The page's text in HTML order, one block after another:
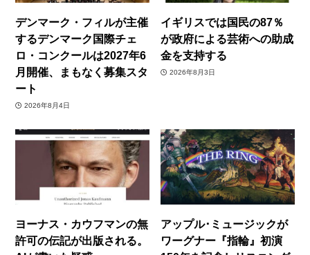
デンマーク・フィルが主催
するデンマーク国際チェ
ロ・コンクールは2027年6
月開催、まもなく募集スタ
ート
2026年8月4日
イギリスでは国民の87％
が政府による芸術への助成
金を支持する
2026年8月3日
ヨーナス・カウフマンの無
許可の伝記が出版される。
アップル･ミュージックが
ワーグナー『指輪』初演